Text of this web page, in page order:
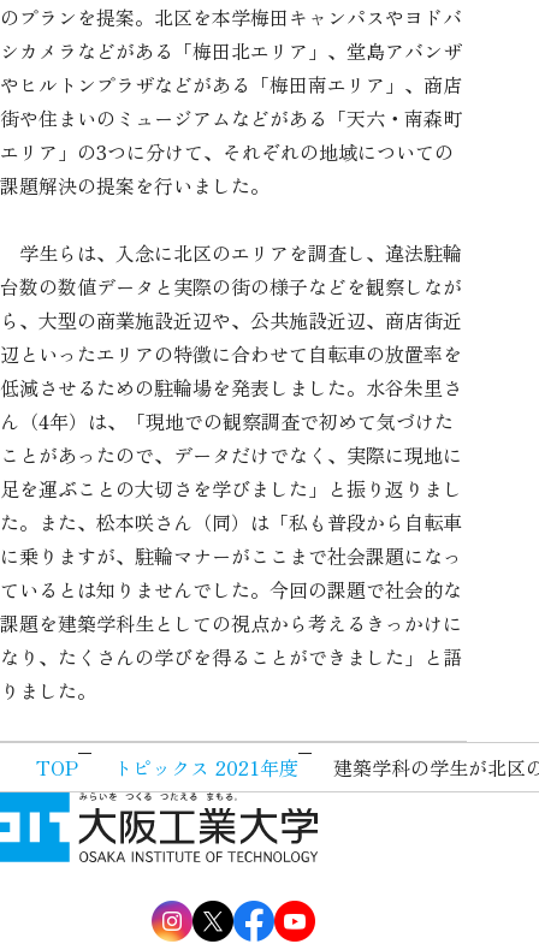
のプランを提案。北区を本学梅田キャンパスやヨドバ
シカメラなどがある「梅田北エリア」、堂島アバンザ
やヒルトンプラザなどがある「梅田南エリア」、商店
街や住まいのミュージアムなどがある「天六・南森町
エリア」の3つに分けて、それぞれの地域についての
課題解決の提案を行いました。
学生らは、入念に北区のエリアを調査し、違法駐輪
台数の数値データと実際の街の様子などを観察しなが
ら、大型の商業施設近辺や、公共施設近辺、商店街近
辺といったエリアの特徴に合わせて自転車の放置率を
低減させるための駐輪場を発表しました。水谷朱里さ
ん（4年）は、「現地での観察調査で初めて気づけた
ことがあったので、データだけでなく、実際に現地に
足を運ぶことの大切さを学びました」と振り返りまし
た。また、松本咲さん（同）は「私も普段から自転車
に乗りますが、駐輪マナーがここまで社会課題になっ
ているとは知りませんでした。今回の課題で社会的な
課題を建築学科生としての視点から考えるきっかけに
なり、たくさんの学びを得ることができました」と語
りました。
TOP トピックス 2021年度 建築学科の学生が北区